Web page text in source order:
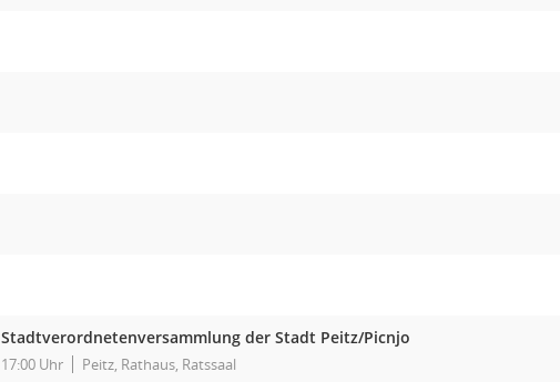
Stadtverordnetenversammlung der Stadt Peitz/Picnjo
17:00 Uhr Peitz, Rathaus, Ratssaal